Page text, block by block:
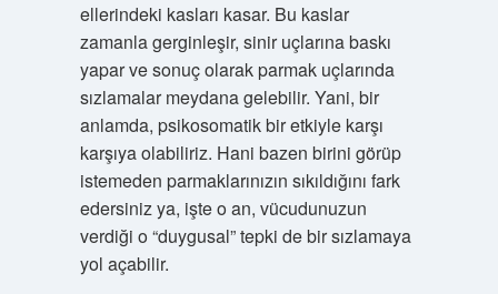
ellerindeki kasları kasar. Bu kaslar
zamanla gerginleşir, sinir uçlarına baskı
yapar ve sonuç olarak parmak uçlarında
sızlamalar meydana gelebilir. Yani, bir
anlamda, psikosomatik bir etkiyle karşı
karşıya olabiliriz. Hani bazen birini görüp
istemeden parmaklarınızın sıkıldığını fark
edersiniz ya, işte o an, vücudunuzun
verdiği o “duygusal” tepki de bir sızlamaya
yol açabilir.